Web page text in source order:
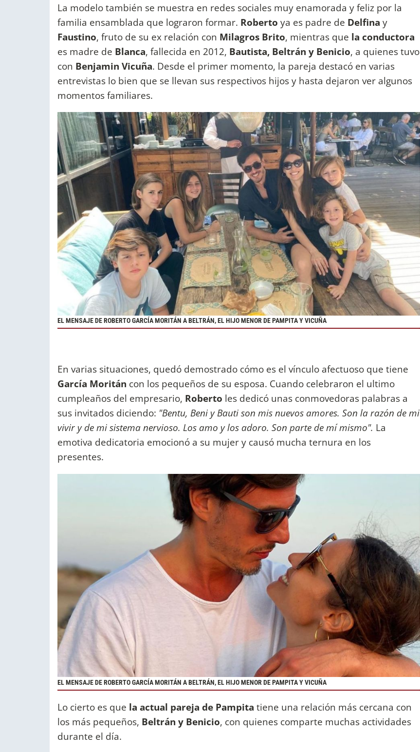
La modelo también se muestra en redes sociales muy enamorada y feliz por la
familia ensamblada que lograron formar. Roberto ya es padre de Delfina y
Faustino, fruto de su ex relación con Milagros Brito, mientras que la conductora
es madre de Blanca, fallecida en 2012, Bautista, Beltrán y Benicio, a quienes tuvo
con Benjamin Vicuña. Desde el primer momento, la pareja destacó en varias
entrevistas lo bien que se llevan sus respectivos hijos y hasta dejaron ver algunos
momentos familiares.
EL MENSAJE DE ROBERTO GARCÍA MORITÁN A BELTRÁN, EL HIJO MENOR DE PAMPITA Y VICUÑA
En varias situaciones, quedó demostrado cómo es el vínculo afectuoso que tiene
García Moritán con los pequeños de su esposa. Cuando celebraron el ultimo
cumpleaños del empresario, Roberto les dedicó unas conmovedoras palabras a
sus invitados diciendo: "Bentu, Beni y Bauti son mis nuevos amores. Son la razón de mi
vivir y de mi sistema nervioso. Los amo y los adoro. Son parte de mí mismo". La
emotiva dedicatoria emocionó a su mujer y causó mucha ternura en los
presentes.
EL MENSAJE DE ROBERTO GARCÍA MORITÁN A BELTRÁN, EL HIJO MENOR DE PAMPITA Y VICUÑA
Lo cierto es que la actual pareja de Pampita tiene una relación más cercana con
los más pequeños, Beltrán y Benicio, con quienes comparte muchas actividades
durante el día.